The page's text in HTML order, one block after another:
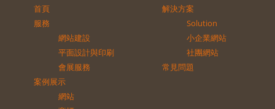
首頁
服務
網站建設
平面設計與印刷
會展服務
案例展示
網站
解決方案
Solution
小企業網站
社團網站
常見問題